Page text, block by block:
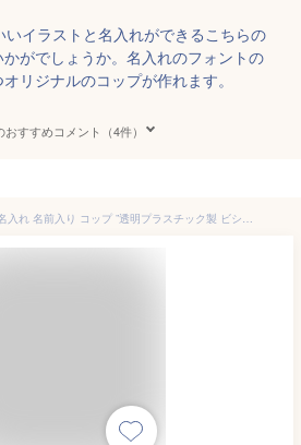
イラストと名入れができるこちらの
がでしょうか。名入れのフォントの
リジナルのコップが作れます。
おすすめコメント（4件）
入園入学 準備 新生活 名入れ 名前入り コップ ”透明プラスチック製 ビションフリーゼがかわいい 歯磨きコップ” コップ ピンク ミントグリーン パープル カーキ ベージュ グレー 犬 フレンチブル 入園入学 遠足 男の子 女の子 保育園 幼稚園 小学校 Stylish!